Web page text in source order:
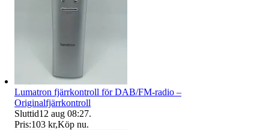
Lumatron fjärrkontroll för DAB/FM-radio –
Originalfjärrkontroll
Sluttid12 aug 08:27.
Pris:103 kr,Köp nu.